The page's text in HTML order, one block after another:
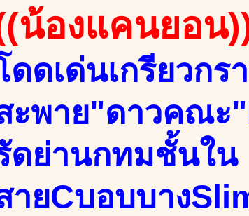
น้องแคนยอน
ดดเด่นเกรียวก
ะพาย"ดาวคณะ
ดย่านกทมชั้นใน
ายCบอบบาง